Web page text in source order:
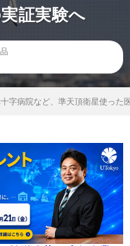
証実験へ
字病院など、準天頂衛星使った